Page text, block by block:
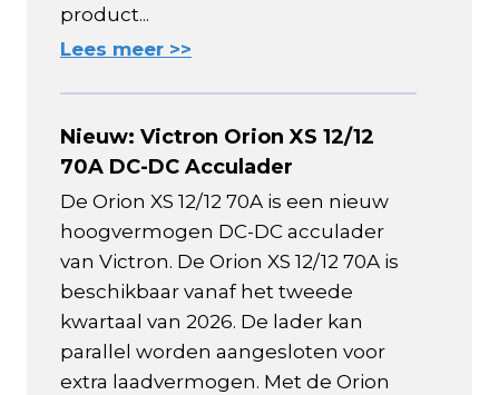
product...
Lees meer >>
Nieuw: Victron Orion XS 12/12
70A DC-DC Acculader
De Orion XS 12/12 70A is een nieuw
hoogvermogen DC-DC acculader
van Victron. De Orion XS 12/12 70A is
beschikbaar vanaf het tweede
kwartaal van 2026. De lader kan
parallel worden aangesloten voor
extra laadvermogen. Met de Orion